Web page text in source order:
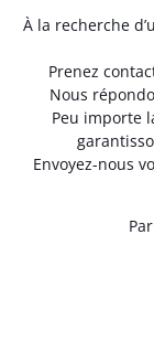
À la recherche
Prenez
Nous
Peu importe
Envoyez-nous